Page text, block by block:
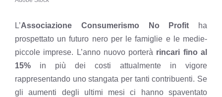
L’Associazione Consumerismo No Profit ha
prospettato un futuro nero per le famiglie e le medie-
piccole imprese. L’anno nuovo porterà rincari fino al
15% in più dei costi attualmente in vigore
rappresentando uno stangata per tanti contribuenti. Se
gli aumenti degli ultimi mesi ci hanno spaventato